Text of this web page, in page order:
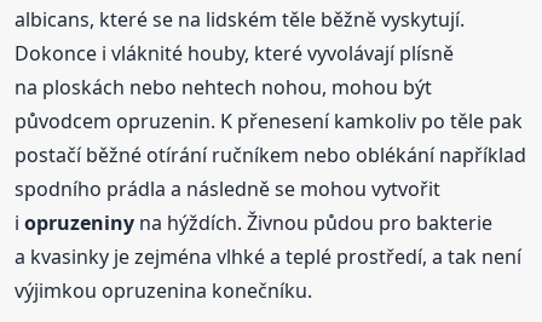
albicans, které se na lidském těle běžně vyskytují.
Dokonce i vláknité houby, které vyvolávají plísně
na ploskách nebo nehtech nohou, mohou být
původcem opruzenin. K přenesení kamkoliv po těle pak
postačí běžné otírání ručníkem nebo oblékání například
spodního prádla a následně se mohou vytvořit
iopruzeniny na hýždích. Živnou půdou pro bakterie
a kvasinky je zejména vlhké a teplé prostředí, a tak není
výjimkou opruzenina konečníku.